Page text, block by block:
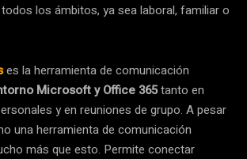
los ámbitos, ya sea laboral, familiar o
es la herramienta de comunicación
Microsoft y Office 365tanto en
y en reuniones de grupo. A pesar
una herramienta de comunicación
más que esto. Permite conectar